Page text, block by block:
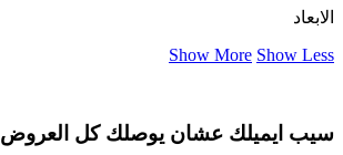
الابعاد
Show More Show Less
سيب ايميلك عشان يوصلك كل العروض